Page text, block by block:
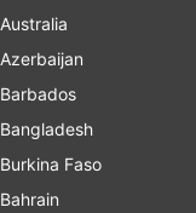
Australia
Azerbaijan
Barbados
Bangladesh
Burkina Faso
Bahrain